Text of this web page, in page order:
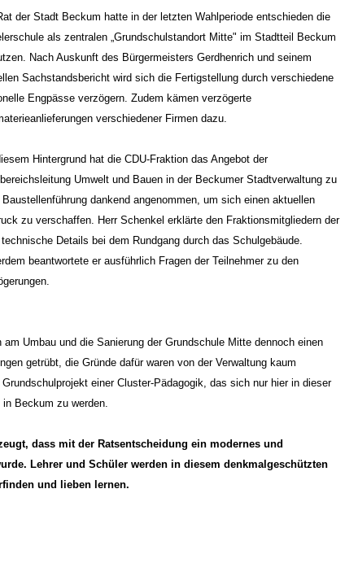
der Stadt Beckum hatte in der letzten Wahlperiode entschieden die
als zentralen „Grundschulstandort Mitte" im Stadtteil Beckum
Nach Auskunft des Bürgermeisters Gerdhenrich und seinem
Sachstandsbericht wird sich die Fertigstellung durch verschiedene
Engpässe verzögern. Zudem kämen verzögerte
verschiedener Firmen dazu.
Hintergrund hat die CDU-Fraktion das Angebot der
Umwelt und Bauen in der Beckumer Stadtverwaltung zu
Baustellenführung dankend angenommen, um sich einen aktuellen
zu verschaffen. Herr Schenkel erklärte den Fraktionsmitgliedern der
Details bei dem Rundgang durch das Schulgebäude.
beantwortete er ausführlich Fragen der Teilnehmer zu den
Umbau und die Sanierung der Grundschule Mitte dennoch einen
getrübt, die Gründe dafür waren von der Verwaltung kaum
einer Cluster-Pädagogik, das sich nur hier in dieser
Beckum zu werden.
dass mit der Ratsentscheidung ein modernes und
Lehrer und Schüler werden in diesem denkmalgeschützten
und lieben lernen.